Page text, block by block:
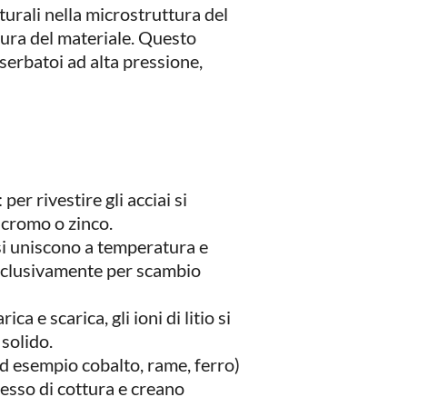
nella microstruttura del
del materiale. Questo
ad alta pressione,
rivestire gli acciai si
o zinco.
uniscono a temperatura e
per scambio
e scarica, gli ioni di litio si
esempio cobalto, rame, ferro)
di cottura e creano